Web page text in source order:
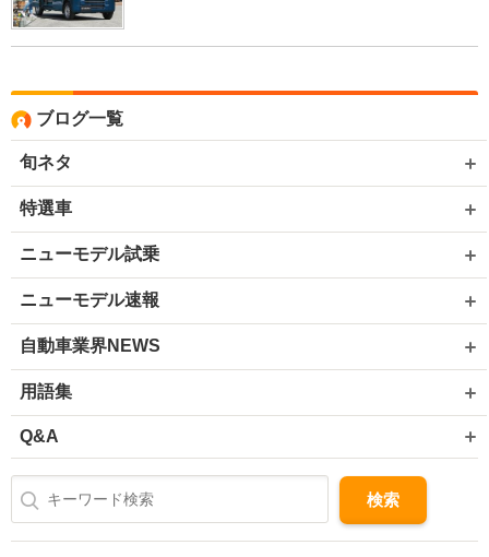
ブログ一覧
旬ネタ
特選車
ニューモデル試乗
ニューモデル速報
自動車業界NEWS
用語集
Q&A